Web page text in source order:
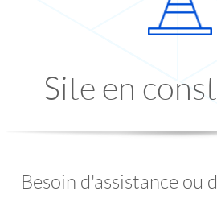
Site en
Besoin d'assistance ou